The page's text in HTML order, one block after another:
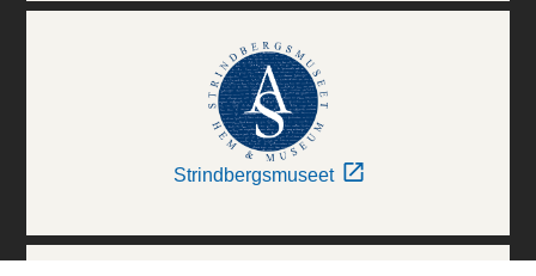
Strindbergsmuseet